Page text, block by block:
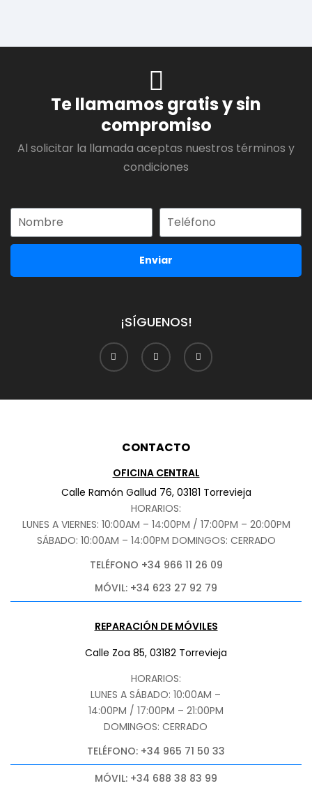
Te llamamos gratis y sin
compromiso
Al solicitar la llamada aceptas nuestros términos y
condiciones
Enviar
¡SÍGUENOS!
CONTACTO
OFICINA CENTRAL
Calle Ramón Gallud 76, 03181 Torrevieja
HORARIOS:
LUNES A VIERNES: 10:00AM – 14:00PM / 17:00PM – 20:00PM
SÁBADO: 10:00AM – 14:00PM DOMINGOS: CERRADO
TELÉFONO +34 966 11 26 09
MÓVIL: +34 623 27 92 79
REPARACIÓN DE MÓVILES
Calle Zoa 85, 03182 Torrevieja
HORARIOS:
LUNES A SÁBADO: 10:00AM –
14:00PM / 17:00PM – 21:00PM
DOMINGOS: CERRADO
TELÉFONO: +34 965 71 50 33
MÓVIL: +34 688 38 83 99